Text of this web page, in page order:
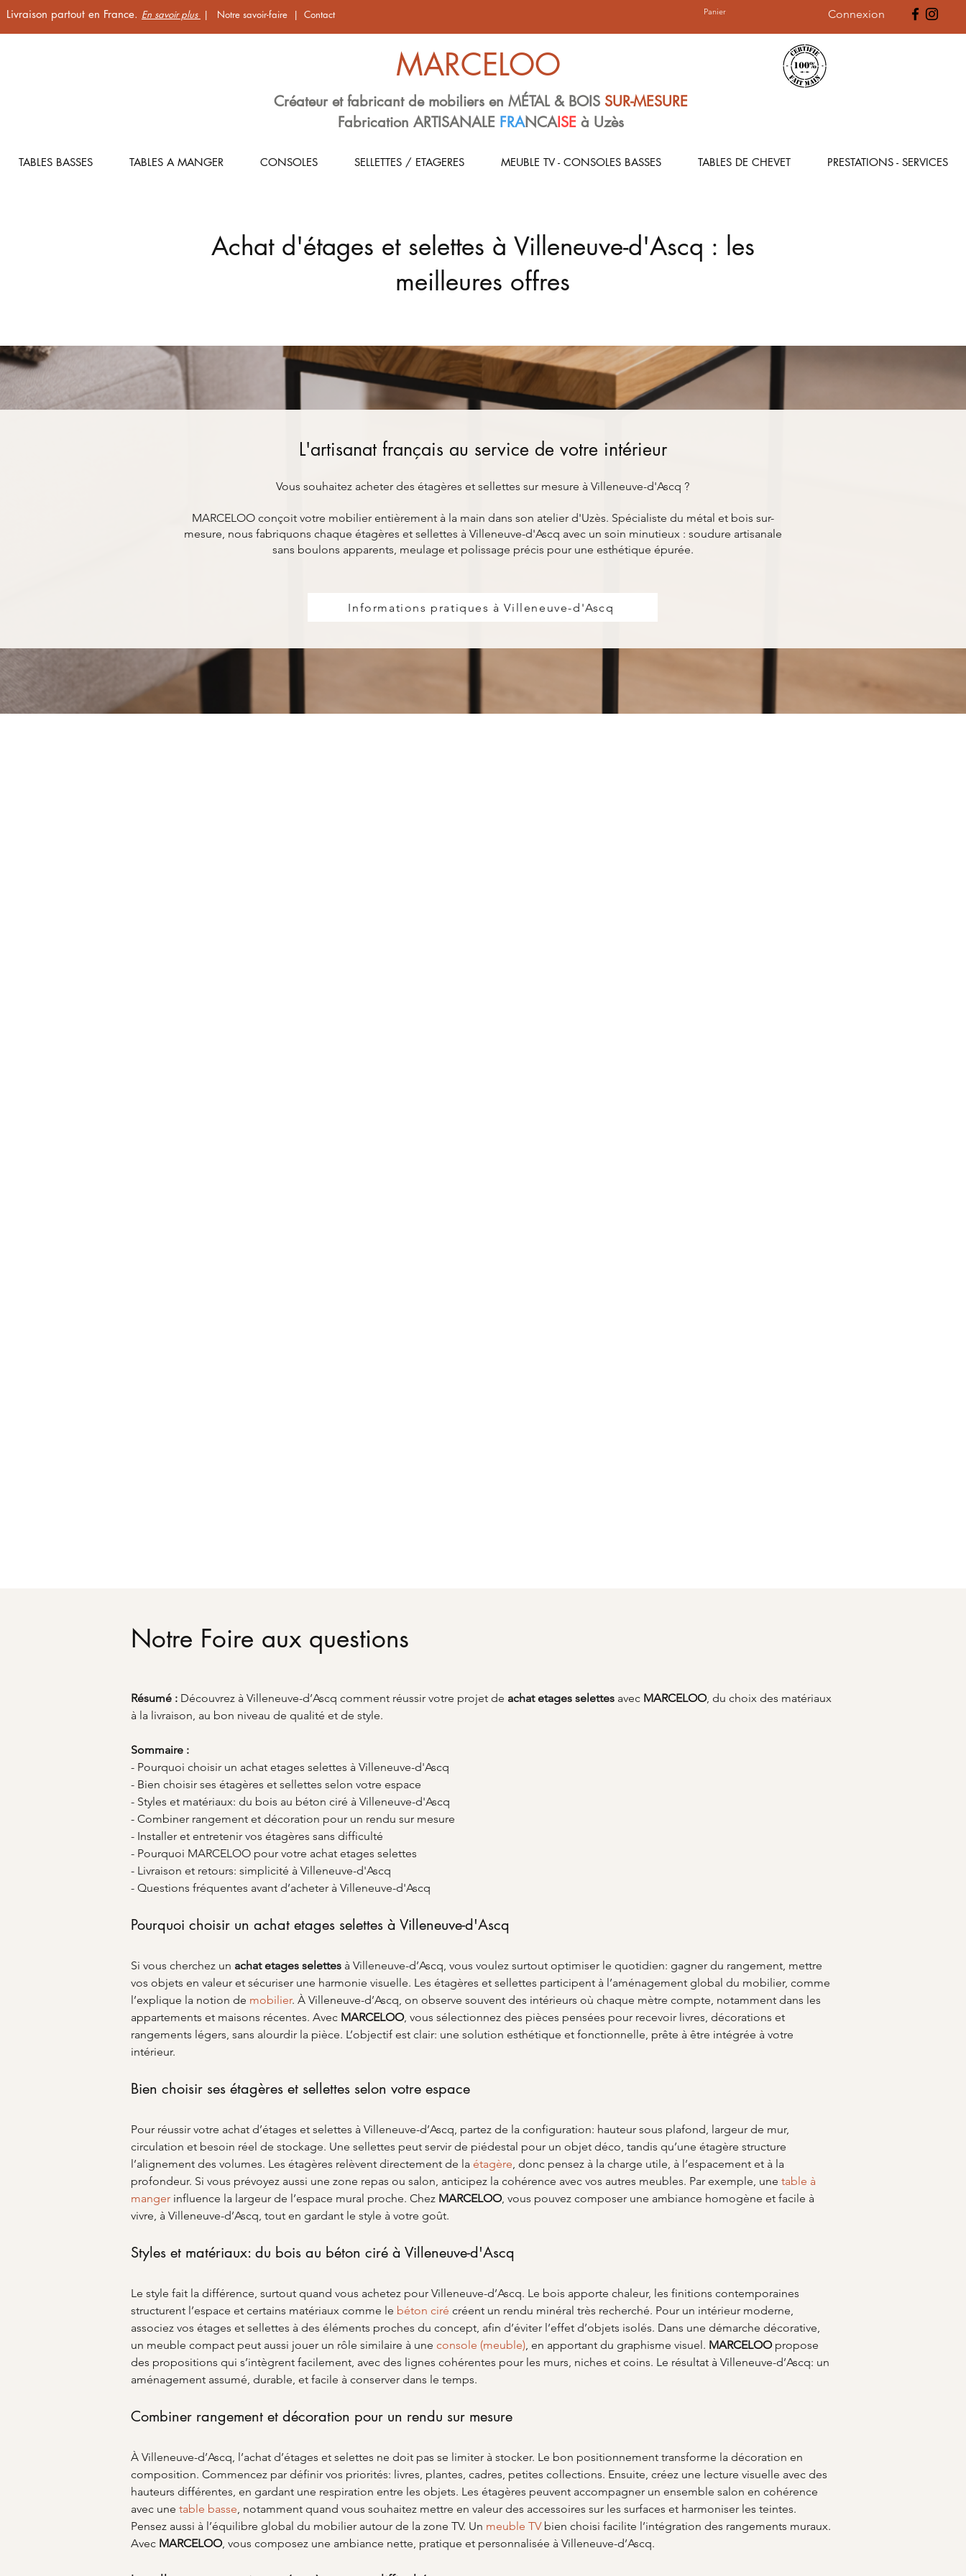
Livraison partout en France. En savoir plus | Notre savoir-faire | Contact Panier Connexion
MARCELOO
Créateur et fabricant de mobiliers en MÉTAL & BOIS SUR-MESURE
Fabrication ARTISANALE FRANCAISE à Uzès
TABLES BASSES TABLES A MANGER CONSOLES SELLETTES / ETAGERES MEUBLE TV - CONSOLES BASSES TABLES DE CHEVET PRESTATIONS - SERVICES
Achat d'étages et selettes à Villeneuve-d'Ascq : les
meilleures offres
L'artisanat français au service de votre intérieur
Vous souhaitez acheter des étagères et sellettes sur mesure à Villeneuve-d'Ascq ?
MARCELOO conçoit votre mobilier entièrement à la main dans son atelier d'Uzès. Spécialiste du métal et bois sur-
mesure, nous fabriquons chaque étagères et sellettes à Villeneuve-d'Ascq avec un soin minutieux : soudure artisanale
sans boulons apparents, meulage et polissage précis pour une esthétique épurée.
Informations pratiques à Villeneuve-d'Ascq
Notre Foire aux questions
Résumé : Découvrez à Villeneuve-d’Ascq comment réussir votre projet de achat etages selettes avec MARCELOO, du choix des matériaux
à la livraison, au bon niveau de qualité et de style.
Sommaire :
- Pourquoi choisir un achat etages selettes à Villeneuve-d'Ascq
- Bien choisir ses étagères et sellettes selon votre espace
- Styles et matériaux: du bois au béton ciré à Villeneuve-d'Ascq
- Combiner rangement et décoration pour un rendu sur mesure
- Installer et entretenir vos étagères sans difficulté
- Pourquoi MARCELOO pour votre achat etages selettes
- Livraison et retours: simplicité à Villeneuve-d'Ascq
- Questions fréquentes avant d’acheter à Villeneuve-d'Ascq
Pourquoi choisir un achat etages selettes à Villeneuve-d'Ascq
Si vous cherchez un achat etages selettes à Villeneuve-d’Ascq, vous voulez surtout optimiser le quotidien: gagner du rangement, mettre
vos objets en valeur et sécuriser une harmonie visuelle. Les étagères et sellettes participent à l’aménagement global du mobilier, comme
l’explique la notion de mobilier. À Villeneuve-d’Ascq, on observe souvent des intérieurs où chaque mètre compte, notamment dans les
appartements et maisons récentes. Avec MARCELOO, vous sélectionnez des pièces pensées pour recevoir livres, décorations et
rangements légers, sans alourdir la pièce. L’objectif est clair: une solution esthétique et fonctionnelle, prête à être intégrée à votre
intérieur.
Bien choisir ses étagères et sellettes selon votre espace
Pour réussir votre achat d’étages et selettes à Villeneuve-d’Ascq, partez de la configuration: hauteur sous plafond, largeur de mur,
circulation et besoin réel de stockage. Une sellettes peut servir de piédestal pour un objet déco, tandis qu’une étagère structure
l’alignement des volumes. Les étagères relèvent directement de la étagère, donc pensez à la charge utile, à l’espacement et à la
profondeur. Si vous prévoyez aussi une zone repas ou salon, anticipez la cohérence avec vos autres meubles. Par exemple, une table à
manger influence la largeur de l’espace mural proche. Chez MARCELOO, vous pouvez composer une ambiance homogène et facile à
vivre, à Villeneuve-d’Ascq, tout en gardant le style à votre goût.
Styles et matériaux: du bois au béton ciré à Villeneuve-d'Ascq
Le style fait la différence, surtout quand vous achetez pour Villeneuve-d’Ascq. Le bois apporte chaleur, les finitions contemporaines
structurent l’espace et certains matériaux comme le béton ciré créent un rendu minéral très recherché. Pour un intérieur moderne,
associez vos étages et sellettes à des éléments proches du concept, afin d’éviter l’effet d’objets isolés. Dans une démarche décorative,
un meuble compact peut aussi jouer un rôle similaire à une console (meuble), en apportant du graphisme visuel. MARCELOO propose
des propositions qui s’intègrent facilement, avec des lignes cohérentes pour les murs, niches et coins. Le résultat à Villeneuve-d’Ascq: un
aménagement assumé, durable, et facile à conserver dans le temps.
Combiner rangement et décoration pour un rendu sur mesure
À Villeneuve-d’Ascq, l’achat d’étages et selettes ne doit pas se limiter à stocker. Le bon positionnement transforme la décoration en
composition. Commencez par définir vos priorités: livres, plantes, cadres, petites collections. Ensuite, créez une lecture visuelle avec des
hauteurs différentes, en gardant une respiration entre les objets. Les étagères peuvent accompagner un ensemble salon en cohérence
avec une table basse, notamment quand vous souhaitez mettre en valeur des accessoires sur les surfaces et harmoniser les teintes.
Pensez aussi à l’équilibre global du mobilier autour de la zone TV. Un meuble TV bien choisi facilite l’intégration des rangements muraux.
Avec MARCELOO, vous composez une ambiance nette, pratique et personnalisée à Villeneuve-d’Ascq.